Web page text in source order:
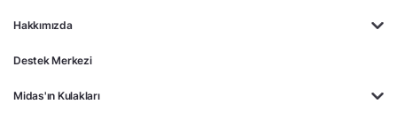
Hakkımızda
Destek Merkezi
Midas'ın Kulakları